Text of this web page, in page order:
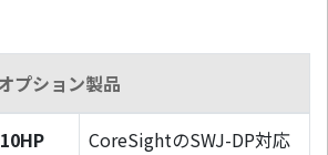
プション製品
CoreSightのSWJ-DP対応